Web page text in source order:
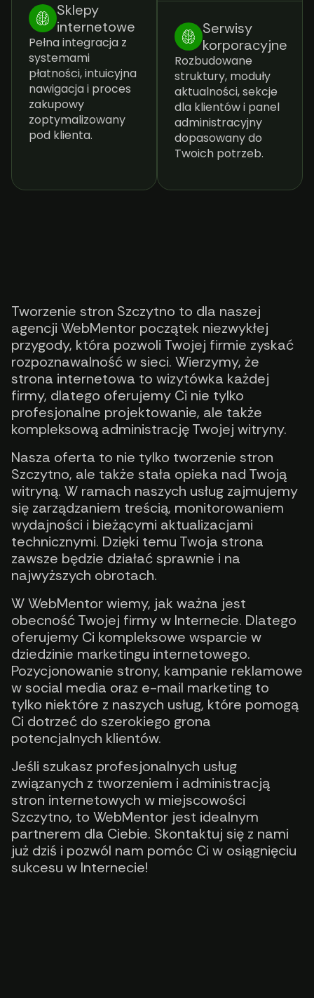
Sklepy
internetowe
Pełna integracja z
systemami
płatności, intuicyjna
nawigacja i proces
zakupowy
zoptymalizowany
pod klienta.
Serwisy
korporacyjne
Rozbudowane
struktury, moduły
aktualności, sekcje
dla klientów i panel
administracyjny
dopasowany do
Twoich potrzeb.
Tworzenie stron Szczytno to dla naszej
agencji WebMentor początek niezwykłej
przygody, która pozwoli Twojej firmie zyskać
rozpoznawalność w sieci. Wierzymy, że
strona internetowa to wizytówka każdej
firmy, dlatego oferujemy Ci nie tylko
profesjonalne projektowanie, ale także
kompleksową administrację Twojej witryny.
Nasza oferta to nie tylko tworzenie stron
Szczytno, ale także stała opieka nad Twoją
witryną. W ramach naszych usług zajmujemy
się zarządzaniem treścią, monitorowaniem
wydajności i bieżącymi aktualizacjami
technicznymi. Dzięki temu Twoja strona
zawsze będzie działać sprawnie i na
najwyższych obrotach.
W WebMentor wiemy, jak ważna jest
obecność Twojej firmy w Internecie. Dlatego
oferujemy Ci kompleksowe wsparcie w
dziedzinie marketingu internetowego.
Pozycjonowanie strony, kampanie reklamowe
w social media oraz e-mail marketing to
tylko niektóre z naszych usług, które pomogą
Ci dotrzeć do szerokiego grona
potencjalnych klientów.
Jeśli szukasz profesjonalnych usług
związanych z tworzeniem i administracją
stron internetowych w miejscowości
Szczytno, to WebMentor jest idealnym
partnerem dla Ciebie. Skontaktuj się z nami
już dziś i pozwól nam pomóc Ci w osiągnięciu
sukcesu w Internecie!